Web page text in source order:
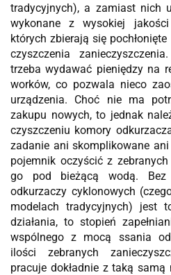
tradycyjnych), a zamiast nich
wykonane z wysokiej
których zbierają się
czyszczenia
trzeba wydawać pieniędzy na
worków, co pozwala nieco
urządzenia. Choć nie ma
zakupu nowych, to jednak
czyszczeniu komory
zadanie ani skomplikowane
pojemnik oczyścić z
go pod bieżącą wodą. Bez
odkurzaczy cyklonowych
modelach tradycyjnych) jest
działania, to stopień
wspólnego z mocą ssania
ilości zebranych
pracuje dokładnie z taką